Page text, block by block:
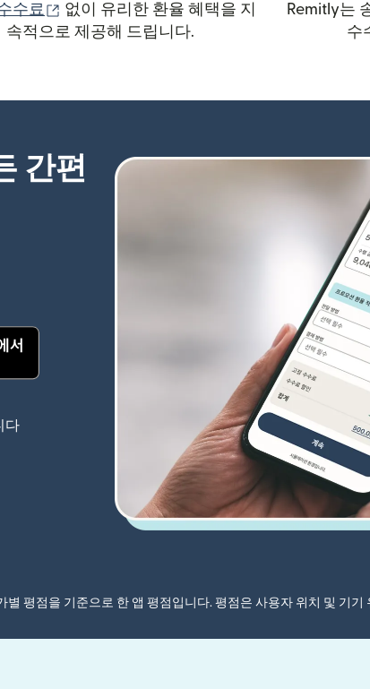
수료 (새 창에서 열림)
없이 유리한 환율 혜택을 지
속적으로 제공해 드립니다.
Remitly는
수
간편
다
평점을 기준으로 한 앱 평점입니다. 평점은 사용자 위치 및 기기